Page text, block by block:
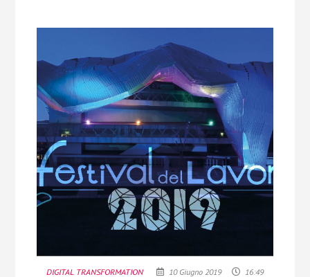
DIGITAL TRANSFORMATION 10 Giugno 2019 16:49